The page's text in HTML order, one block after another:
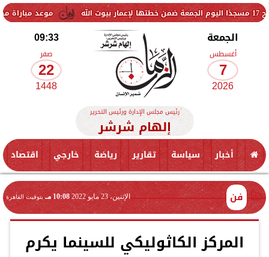
موعد مباراة مصر
الجمعة
أغسطس
7
2026
09:33
صفر
22
1448
رئيس مجلس الإدارة ورئيس التحرير
إلهام شرشر
أخبار سياسة تقارير رياضة خارجي اقتصاد
فن الإثنين، 23 مايو 2022 10:08 مـ بتوقيت القاهرة
المركز الكاثوليكي للسينما يكرم